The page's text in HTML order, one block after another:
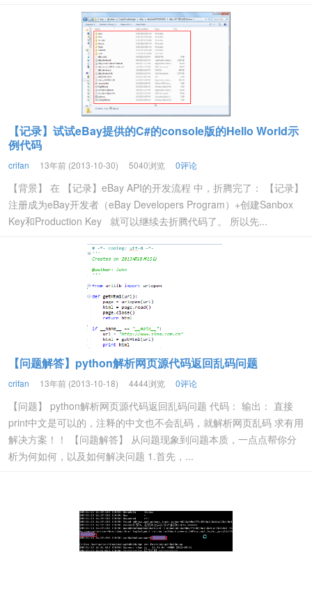
【记录】试试eBay提供的C#的console版的Hello World示
例代码
crifan 13年前 (2013-10-30) 5040浏览 0评论
【背景】 在 【记录】eBay API的开发流程 中，折腾完了： 【记录】
注册成为eBay开发者（eBay Developers Program）+创建Sanbox
Key和Production Key 就可以继续去折腾代码了。 所以先...
【问题解答】python解析网页源代码返回乱码问题
crifan 13年前 (2013-10-18) 4444浏览 0评论
【问题】 python解析网页源代码返回乱码问题 代码： 输出： 直接
print中文是可以的，注释的中文也不会乱码，就解析网页乱码 求有用
解决方案！！ 【问题解答】 从问题现象到问题本质，一点点帮你分
析为何如何，以及如何解决问题 1.首先，...